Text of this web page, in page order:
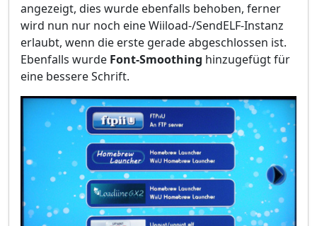
angezeigt, dies wurde ebenfalls behoben, ferner
wird nun nur noch eine Wiiload-/SendELF-Instanz
erlaubt, wenn die erste gerade abgeschlossen ist.
Ebenfalls wurde Font-Smoothing hinzugefügt für
eine bessere Schrift.